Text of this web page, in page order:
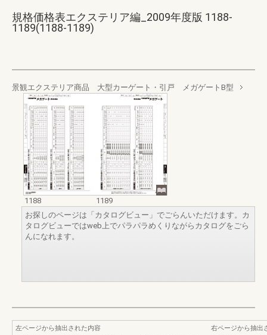
規格価格表エクステリア編_2009年度版 1188-
1189(1188-1189)
景観エクステリア商品 大型カーゲート・引戸 メガゲートB型
1188
1189
お探しのページは「カタログビュー」でごらんいただけます。カ
タログビューではweb上でパラパラめくりながらカタログをごら
んになれます。
左ページから抽出された内容
右ページから抽出